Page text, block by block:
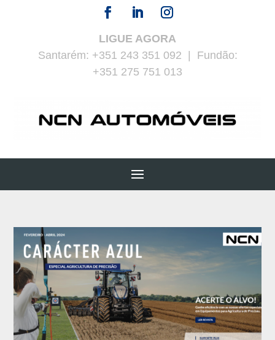
LIGUE AGORA
Santarém: +351 243 351 092 | Fundão:
+351 275 751 013